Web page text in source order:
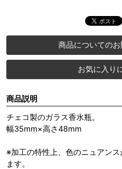
商品についての
お気に入り
商品説明
チェコ製のガラス香水瓶。
幅35mm×高さ48mm
※加工の特性上、色のニュアン
ます。